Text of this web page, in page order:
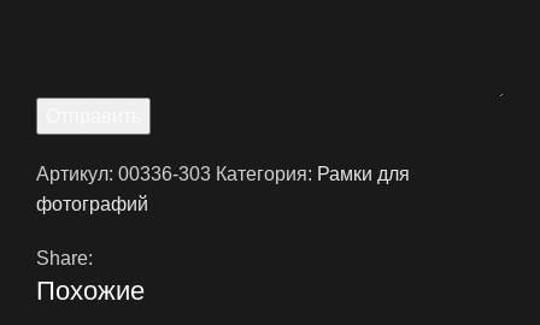
Артикул: 00336-303 Категория: Рамки для
фотографий
Share:
Похожие